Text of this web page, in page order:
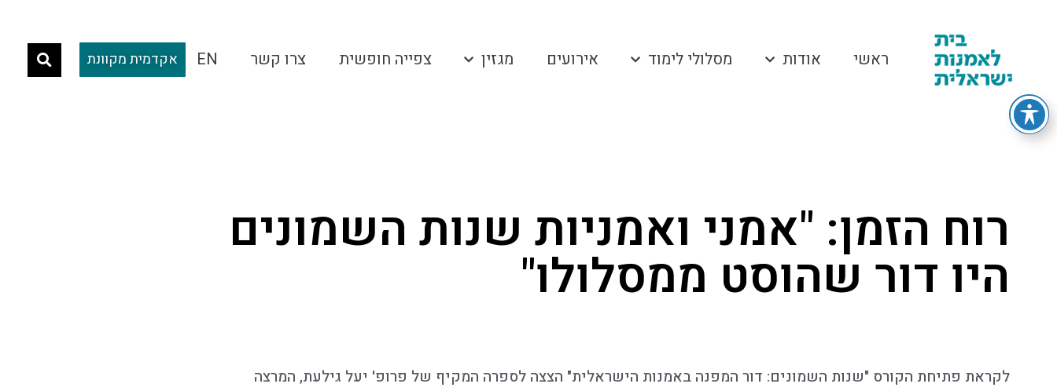
ראשי אודות מסלולי לימוד אירועים מגזין צפייה חופשית צרו קשר EN אקדמית מקוונת
רוח הזמן: "אמני ואמניות שנות השמונים
היו דור שהוסט ממסלולו"
לקראת פתיחת הקורס "שנות השמונים: דור המפנה באמנות הישראלית" הצצה לספרה המקיף של פרופ' יעל גילעת, המרצה